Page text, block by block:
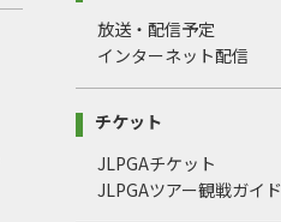
放送・配信予定
インターネット配信
チケット
JLPGAチケット
JLPGAツアー観戦ガイド